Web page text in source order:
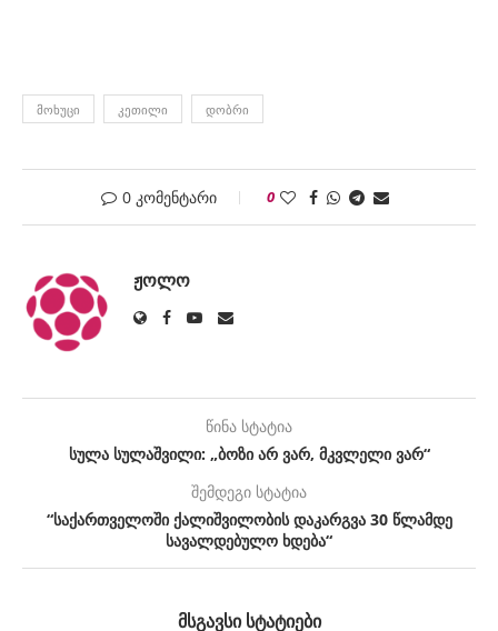
ᲛᲝᲮᲣᲪᲘ ᲙᲔᲗᲘᲚᲘ ᲓᲝᲑᲠᲘ
0 კომენტარი 0
ᲟᲝᲚᲝ
წინა სტატია
სულა სულაშვილი: „ბოზი არ ვარ, მკვლელი ვარ“
შემდეგი სტატია
“საქართველოში ქალიშვილობის დაკარგვა 30 წლამდე
სავალდებულო ხდება“
ᲛᲡᲒᲐᲕᲡᲘ ᲡᲢᲐᲢᲘᲔᲑᲘ